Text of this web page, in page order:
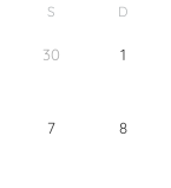
S D
30 1
7 8